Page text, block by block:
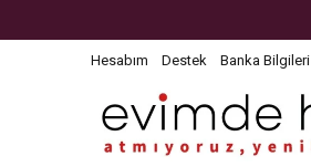
Hesabım Destek Banka Bilgileri